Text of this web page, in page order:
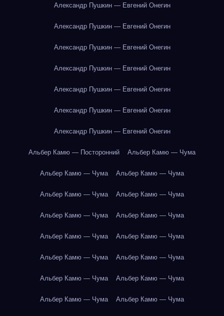
Александр Пушкин — Евгений Онегин
Александр Пушкин — Евгений Онегин
Александр Пушкин — Евгений Онегин
Александр Пушкин — Евгений Онегин
Александр Пушкин — Евгений Онегин
Александр Пушкин — Евгений Онегин
Александр Пушкин — Евгений Онегин
Альбер Камю — Посторонний Альбер Камю — Чума
Альбер Камю — Чума Альбер Камю — Чума
Альбер Камю — Чума Альбер Камю — Чума
Альбер Камю — Чума Альбер Камю — Чума
Альбер Камю — Чума Альбер Камю — Чума
Альбер Камю — Чума Альбер Камю — Чума
Альбер Камю — Чума Альбер Камю — Чума
Альбер Камю — Чума Альбер Камю — Чума